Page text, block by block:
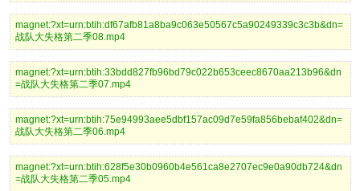
magnet:?xt=urn:btih:df67afb81a8ba9c063e50567c5a90249339c3c3b&dn=
战队大失格第二季08.mp4
magnet:?xt=urn:btih:33bdd827fb96bd79c022b653ceec8670aa213b96&dn
=战队大失格第二季07.mp4
magnet:?xt=urn:btih:75e94993aee5dbf157ac09d7e59fa856bebaf402&dn=
战队大失格第二季06.mp4
magnet:?xt=urn:btih:628f5e30b0960b4e561ca8e2707ec9e0a90db724&dn
=战队大失格第二季05.mp4